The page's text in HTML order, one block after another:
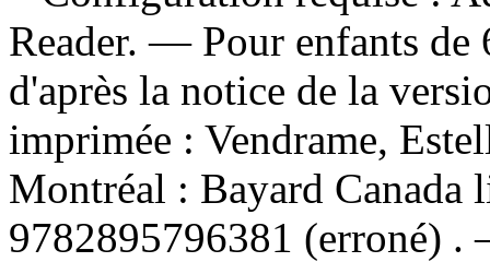
Reader. — Pour enfants
d'après la notice de la
imprimée : Vendrame,
Montréal : Bayard
9782895796381 (erroné)